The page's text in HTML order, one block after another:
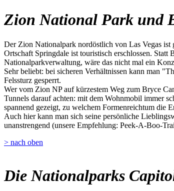
Zion National Park und
Der Zion Nationalpark nordöstlich von Las Vegas ist
Ortschaft Springdale ist touristisch erschlossen.
Nationalparkverwaltung, wäre das nicht mal ein
Sehr beliebt: bei sicheren Verhältnissen kann man
Felssturz gesperrt.
Wer vom Zion NP auf kürzestem Weg zum Bryce
Tunnels darauf achten: mit dem Wohnmobil immer
spannend gezeigt, zu welchem Formenreichtum die
Auch hier kann man sich seine persönliche
unanstrengend (unsere Empfehlung: Peek-A-Boo-
> nach oben
Die Nationalparks